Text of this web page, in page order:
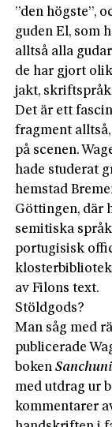
”den högste”,
guden El, som
alltså alla
de har gjort
jakt,
Det är ett
fragment
på scenen.
hade studerat
hemstad
Göttingen, där
semitiska
portugisisk
av Filons text.
Stöldgods?
Man såg med
publicerade
boken
med utdrag ur
kommentarer